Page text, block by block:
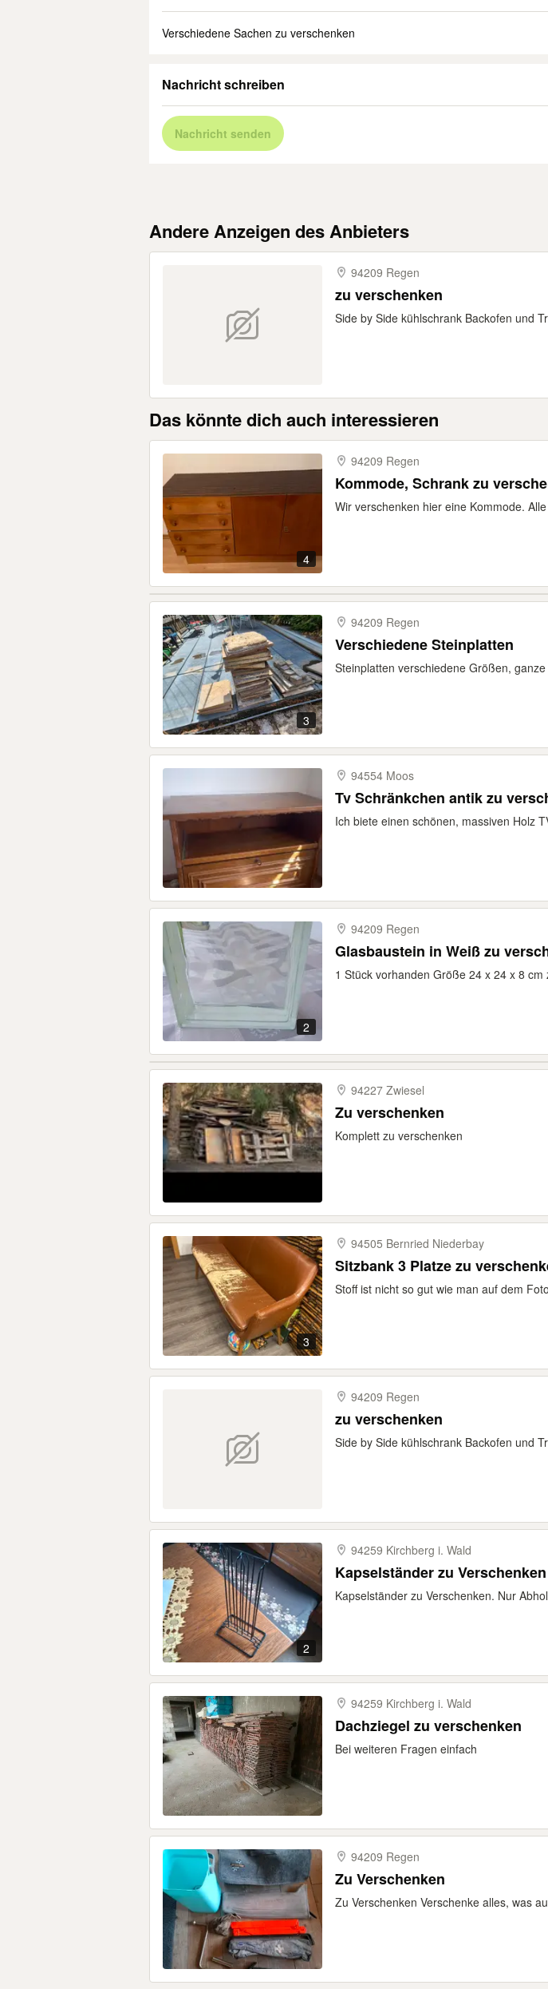
Verschiedene Sachen zu verschenken
Nachricht schreiben
Nachricht senden
Andere Anzeigen des Anbieters
94209 Regen
zu verschenken
Side by Side kühlschrank Backofen und
Das könnte dich auch interessieren
4
94209 Regen
Kommode, Schrank zu
Wir verschenken hier eine Kommode.
3
94209 Regen
Verschiedene Steinplatten
Steinplatten verschiedene Größen,
94554 Moos
Tv Schränkchen antik zu
Ich biete einen schönen, massiven Holz
2
94209 Regen
Glasbaustein in
1 Stück vorhanden Größe 24 x 24 x 8 cm
94227 Zwiesel
Zu verschenken
Komplett zu verschenken
3
94505 Bernried Niederbay
Sitzbank 3 Platze zu
Stoff ist nicht so gut wie man auf dem
94209 Regen
zu verschenken
Side by Side kühlschrank Backofen und
2
94259 Kirchberg i. Wald
Kapselständer zu Verschenken
Kapselständer zu Verschenken. Nur
94259 Kirchberg i. Wald
Dachziegel zu verschenken
Bei weiteren Fragen einfach
94209 Regen
Zu Verschenken
Zu Verschenken Verschenke alles, was